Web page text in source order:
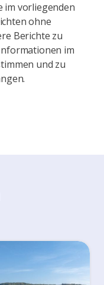
im vorliegenden
ohne
Berichte zu
im
und zu